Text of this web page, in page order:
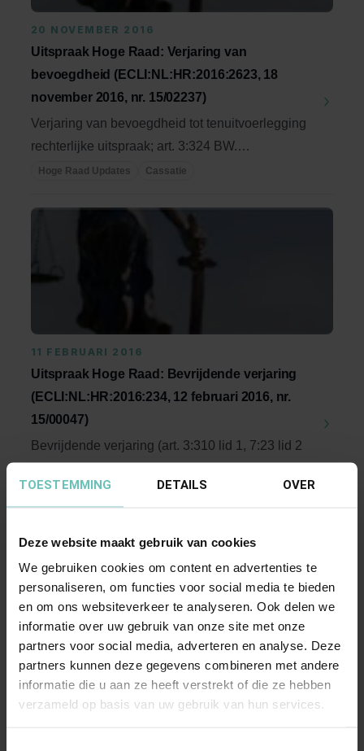
TOESTEMMING DETAILS OVER
Deze website maakt gebruik van cookies
We gebruiken cookies om content en advertenties te
personaliseren, om functies voor social media te bieden
en om ons websiteverkeer te analyseren. Ook delen we
informatie over uw gebruik van onze site met onze
partners voor social media, adverteren en analyse. Deze
partners kunnen deze gegevens combineren met andere
informatie die u aan ze heeft verstrekt of die ze hebben
verzameld op basis van uw gebruik van hun services.
20 NOVEMBER 2016
Uitspraak Hoge Raad: Verjaring van
bevoegdheid (ECLI:NL:HR:2016:2623, 18
november 2016, nr. 15/02237)
Verjaring van bevoegdheid tot tenuitvoerlegging
rechterlijke uitspraak; art. 3:324 BW.
Veroordeling ...
Hoge Raad Updates Cassatie
11 FEBRUARI 2016
Uitspraak Hoge Raad: Bevrijdende verjaring
(ECLI:NL:HR:2016:234, 12 februari 2016, nr.
15/00047)
Bevrijdende verjaring (art. 3:310 lid 1, 7:23 lid 2
10 NOVEMBER 2016